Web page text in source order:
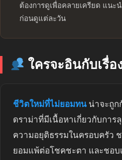
ต้องการดูเพื่อคลายเครียด แนะ
ก่อนดูแต่ละวัน
ใครจะอินกับเรื่อ
ชีวิตใหม่ที่ไม่ยอมทน น่าจะถู
ดราม่าที่มีเนื้อหาเกี่ยวกับกา
ความอยุติธรรมในครอบครัว
ยอมแพ้ต่อโชคชะตา และชอบ